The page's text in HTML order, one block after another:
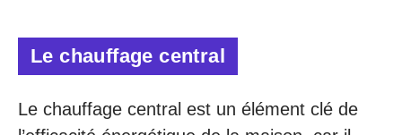
Le chauffage central
Le chauffage central est un élément clé de